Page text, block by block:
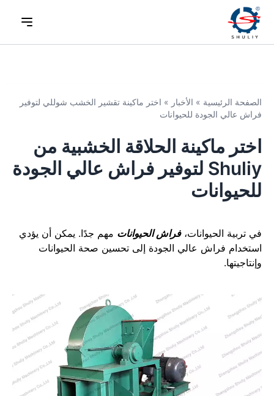
الصفحة الرئيسية » الأخبار » اختر ماكينة تقشير الخشب شوللي لتوفير
فراش عالي الجودة للحيوانات
اختر ماكينة الحلاقة الخشبية من
Shuliy لتوفير فراش عالي الجودة
للحيوانات
في تربية الحيوانات،فراش الحيوانات مهم جدًا. يمكن أن يؤدي
استخدام فراش عالي الجودة إلى تحسين صحة الحيوانات
وإنتاجيتها.